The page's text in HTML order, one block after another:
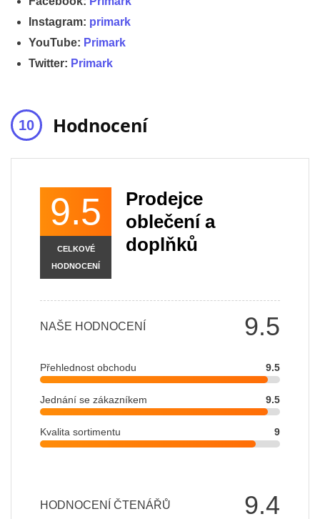
Instagram: primark
YouTube: Primark
Twitter: Primark
Hodnocení
9.5
CELKOVÉ
HODNOCENÍ
Prodejce
oblečení a
doplňků
9.5
NAŠE HODNOCENÍ
Přehlednost obchodu 9.5
Jednání se zákazníkem 9.5
Kvalita sortimentu 9
9.4
HODNOCENÍ ČTENÁŘŮ